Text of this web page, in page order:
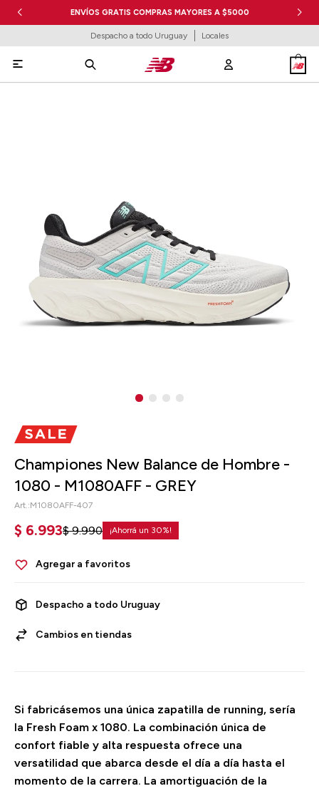
ENVÍOS GRATIS COMPRAS MAYORES A $5000
Despacho a todo Uruguay Locales

Championes New Balance de Hombre -
1080 - M1080AFF - GREY
M1080AFF-407
$ 6.993$ 9.990 30
Despacho a todo Uruguay
Cambios en tiendas
Si fabricásemos una única zapatilla de running, sería
la Fresh Foam x 1080. La combinación única de
confort fiable y alta respuesta ofrece una
versatilidad que abarca desde el día a día hasta el
momento de la carrera. La amortiguación de la